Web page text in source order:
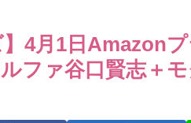
】4月1日Amazon
ファ谷口賢志＋